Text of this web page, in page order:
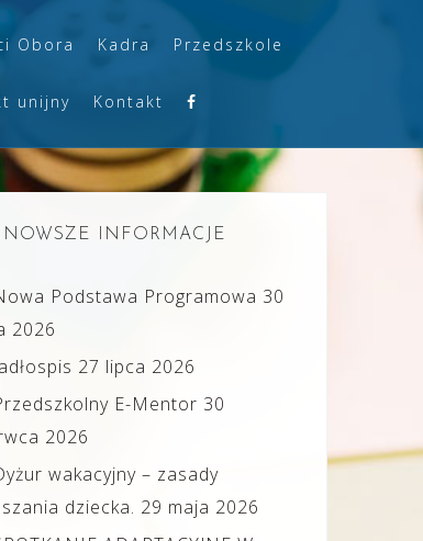
Obora Kadra Przedszkole
unijny Kontakt
INFORMACJE
Podstawa Programowa 30
2026
27 lipca 2026
E-Mentor 30
2026
wakacyjny – zasady
dziecka. 29 maja 2026